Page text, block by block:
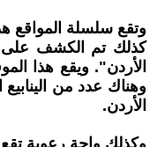
وتقع سلسلة المواقع
كذلك تم الكشف على
الأردن". ويقع هذا
وهناك عدد من
الأردن.
وكذلك واحة رعوية